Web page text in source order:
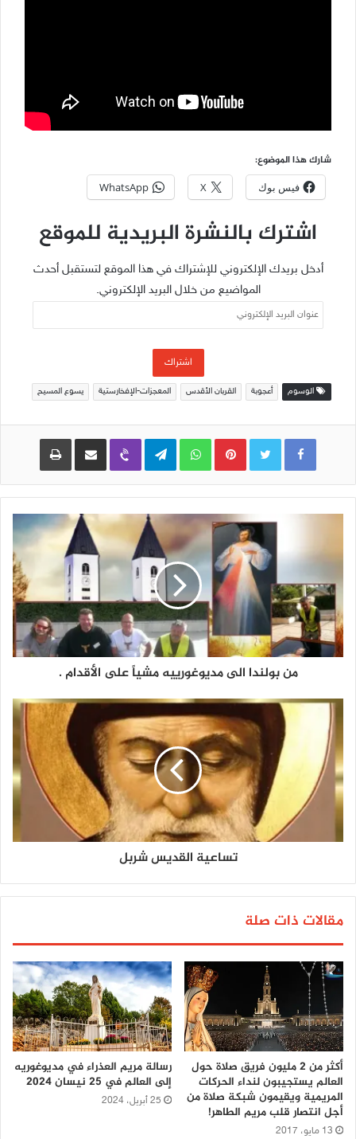
شارك هذا الموضوع:
فيس بوك X
WhatsApp
اشترك بالنشرة البريدية للموقع
أدخل بريدك الإلكتروني للإشتراك في هذا الموقع لتستقبل أحدث
المواضيع من خلال البريد الإلكتروني.
عنوان
البريد
اشتراك
الوسوم أعجوبة القربان الأقدس المعجزات-الإفخارستية يسوع المسيح
Pinterest
WhatsApp
Telegram
Viber مشاركة عبر البريد طباعة
من بولندا الى مديوغورييه مشياً على الأقدام .
تساعية القديس شربل
مقالات ذات صلة
أكثر من 2 مليون فريق صلاة حول
العالم يستجيبون لنداء الحركات
المريمية ويقيمون شبكة صلاة من
أجل انتصار قلب مريم الطاهر!
13 مايو، 2017
رسالة مريم العذراء في مديوغوريه
إلى العالم في 25 نيسان 2024
25 أبريل، 2024